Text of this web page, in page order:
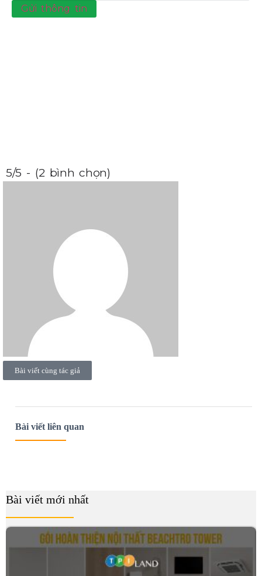
Gửi thông tin
5/5 - (2 bình chọn)
Bài viết cùng tác giả
Bài viết liên quan
Bài viết mới nhất